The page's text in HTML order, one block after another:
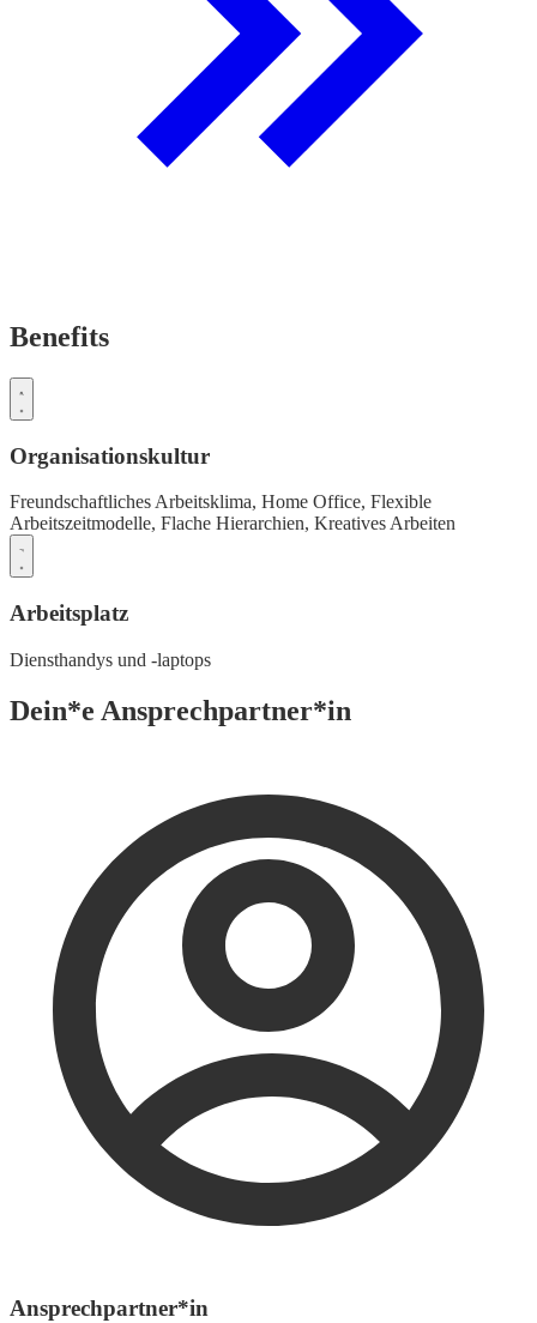
Benefits
Organisationskultur
Freundschaftliches Arbeitsklima, Home Office, Flexible
Arbeitszeitmodelle, Flache Hierarchien, Kreatives Arbeiten
Arbeitsplatz
Diensthandys und -laptops
Dein*e Ansprechpartner*in
Ansprechpartner*in